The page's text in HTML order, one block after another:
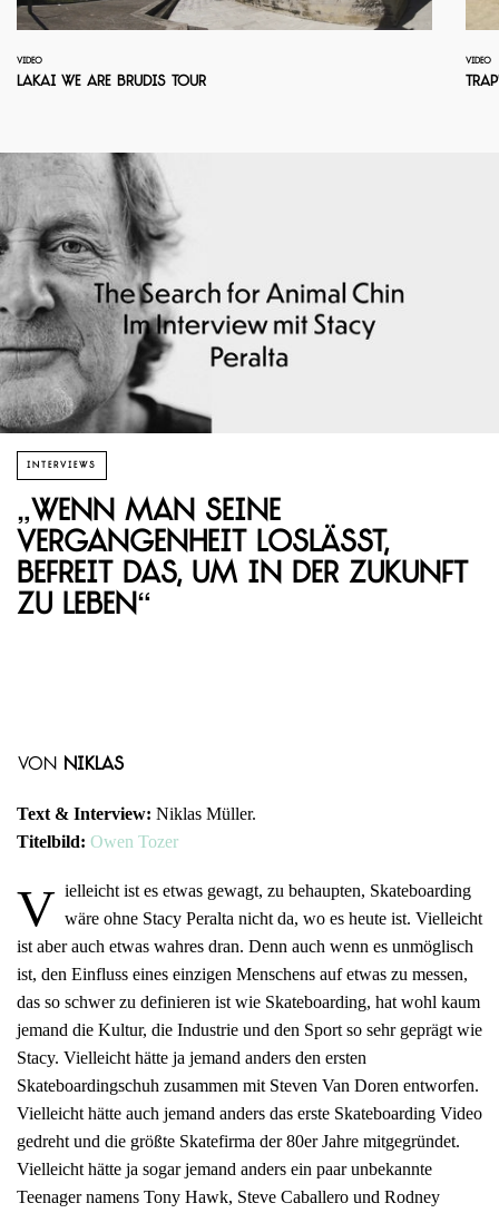
VIDEO
Lakai We are Brudis Tour
VIDEO
INTERVIEWS
„Wenn man seine
Vergangenheit loslässt,
befreit das, um in der Zukunft
zu leben“
von Niklas
Text & Interview: Niklas Müller.
Titelbild: Owen Tozer
V ielleicht ist es etwas gewagt, zu behaupten, Skateboarding
wäre ohne Stacy Peralta nicht da, wo es heute ist. Vielleicht
ist aber auch etwas wahres dran. Denn auch wenn es unmöglisch
ist, den Einfluss eines einzigen Menschens auf etwas zu messen,
das so schwer zu definieren ist wie Skateboarding, hat wohl kaum
jemand die Kultur, die Industrie und den Sport so sehr geprägt wie
Stacy. Vielleicht hätte ja jemand anders den ersten
Skateboardingschuh zusammen mit Steven Van Doren entworfen.
Vielleicht hätte auch jemand anders das erste Skateboarding Video
gedreht und die größte Skatefirma der 80er Jahre mitgegründet.
Vielleicht hätte ja sogar jemand anders ein paar unbekannte
Teenager namens Tony Hawk, Steve Caballero und Rodney